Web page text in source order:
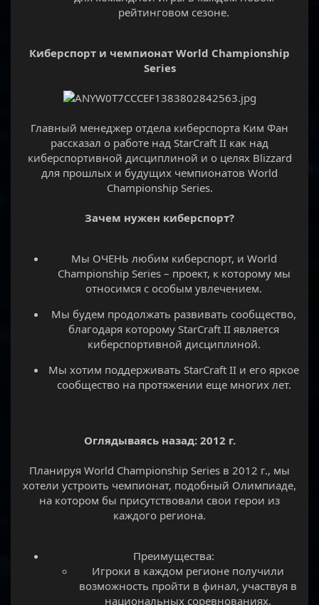
рейтинговом сезоне.​
Киберспорт и чемпионат World Championship
Series
Главный менеджер отдела киберспорта Ким Фан
рассказал о работе над StarCraft II как над
киберспортивной дисциплиной и о целях Blizzard
для прошлых и будущих чемпионатов World
Championship Series.
Зачем нужен киберспорт?
Мы ОЧЕНЬ любим киберспорт, и World
Championship Series – проект, к которому мы
относимся с особым увлечением.​
Мы будем продолжать развивать сообщество,
благодаря которому StarCraft II является
киберспортивной дисциплиной.​
Мы хотим поддерживать StarCraft II и его яркое
сообщество на протяжении еще многих лет.​
Оглядываясь назад: 2012 г.
Планируя World Championship Series в 2012 г., мы
хотели устроить чемпионат, подобный Олимпиаде,
на котором бы присутствовали свои герои из
каждого региона.
Преимущества:​
Игроки в каждом регионе получили
возможность пройти в финал, участвуя в
национальных соревнованиях.​